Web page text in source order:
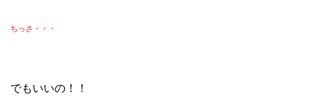
ちっさ・・・
でもいいの！！